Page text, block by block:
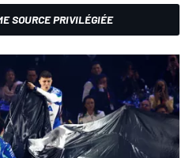
SOURCE PRIVILÉGIÉE